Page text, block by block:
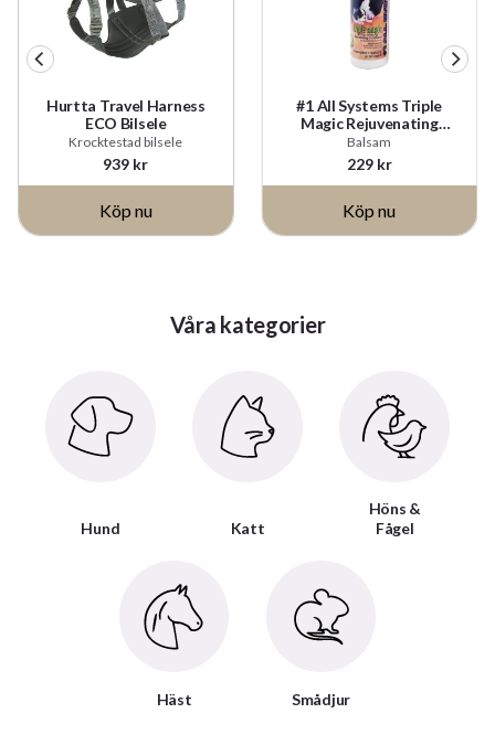
Hurtta Travel Harness
ECO Bilsele
Krocktestad bilsele
939 kr
#1 All Systems Triple
Magic Rejuvenating
Conditioner
Balsam
229kr
Våra kategorier
Hund Katt
Höns &
Fågel
Häst Smådjur